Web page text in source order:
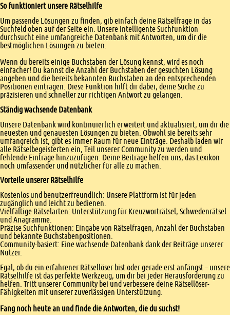
So funktioniert unsere Rätselhilfe
Um passende Lösungen zu finden, gib einfach deine Rätselfrage in das
Suchfeld oben auf der Seite ein. Unsere intelligente Suchfunktion
durchsucht eine umfangreiche Datenbank mit Antworten, um dir die
bestmöglichen Lösungen zu bieten.
Wenn du bereits einige Buchstaben der Lösung kennst, wird es noch
einfacher! Du kannst die Anzahl der Buchstaben der gesuchten Lösung
angeben und die bereits bekannten Buchstaben an den entsprechenden
Positionen eintragen. Diese Funktion hilft dir dabei, deine Suche zu
präzisieren und schneller zur richtigen Antwort zu gelangen.
Ständig wachsende Datenbank
Unsere Datenbank wird kontinuierlich erweitert und aktualisiert, um dir die
neuesten und genauesten Lösungen zu bieten. Obwohl sie bereits sehr
umfangreich ist, gibt es immer Raum für neue Einträge. Deshalb laden wir
alle Rätselbegeisterten ein, Teil unserer Community zu werden und
fehlende Einträge hinzuzufügen. Deine Beiträge helfen uns, das Lexikon
noch umfassender und nützlicher für alle zu machen.
Vorteile unserer Rätselhilfe
Kostenlos und benutzerfreundlich: Unsere Plattform ist für jeden
zugänglich und leicht zu bedienen.
Vielfältige Rätselarten: Unterstützung für Kreuzworträtsel, Schwedenrätsel
und Anagramme.
Präzise Suchfunktionen: Eingabe von Rätselfragen, Anzahl der Buchstaben
und bekannte Buchstabenpositionen.
Community-basiert: Eine wachsende Datenbank dank der Beiträge unserer
Nutzer.
Egal, ob du ein erfahrener Rätsellöser bist oder gerade erst anfängst – unsere
Rätselhilfe ist das perfekte Werkzeug, um dir bei jeder Herausforderung zu
helfen. Tritt unserer Community bei und verbessere deine Rätsellöser-
Fähigkeiten mit unserer zuverlässigen Unterstützung.
Fang noch heute an und finde die Antworten, die du suchst!